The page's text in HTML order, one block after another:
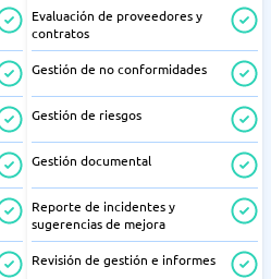
Evaluación de proveedores y
contratos
Gestión de no conformidades
Gestión de riesgos
Gestión documental
Reporte de incidentes y
sugerencias de mejora
Revisión de gestión e informes